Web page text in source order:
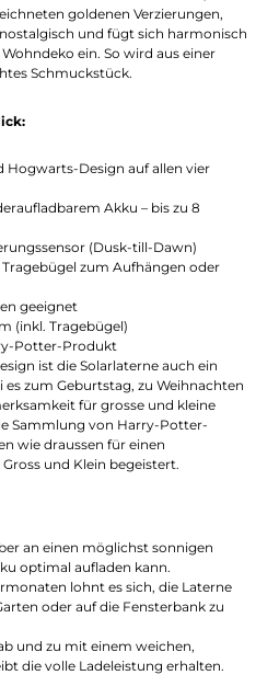
goldenen Verzierungen,
und fügt sich harmonisch
ein. So wird aus einer
Schmuckstück.
Hogwarts-Design auf allen vier
Akku – bis zu 8
(Dusk-till-Dawn)
zum Aufhängen oder
geeignet
(inkl. Tragebügel)
Potter-Produkt
ist die Solarlaterne auch ein
es zum Geburtstag, zu Weihnachten
für grosse und kleine
Sammlung von Harry-Potter-
wie draussen für einen
und Klein begeistert.
an einen möglichst sonnigen
optimal aufladen kann.
lohnt es sich, die Laterne
oder auf die Fensterbank zu
und zu mit einem weichen,
die volle Ladeleistung erhalten.